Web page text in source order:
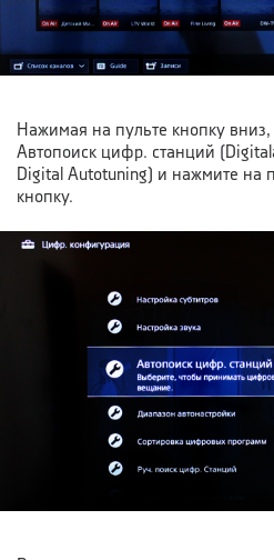
Нажимая на пульте кнопку
Автопоиск цифр. станций
Digital Autotuning) и нажмите на
кнопку.